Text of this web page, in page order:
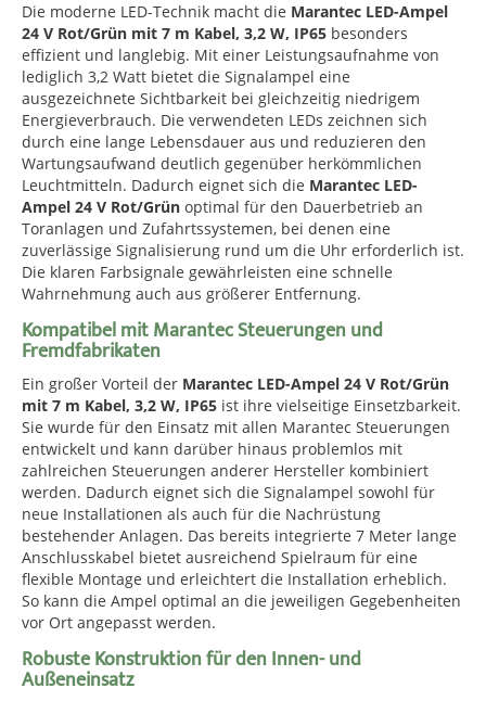
Die moderne LED-Technik macht die Marantec LED-Ampel
24 V Rot/Grün mit 7 m Kabel, 3,2 W, IP65 besonders
effizient und langlebig. Mit einer Leistungsaufnahme von
lediglich 3,2 Watt bietet die Signalampel eine
ausgezeichnete Sichtbarkeit bei gleichzeitig niedrigem
Energieverbrauch. Die verwendeten LEDs zeichnen sich
durch eine lange Lebensdauer aus und reduzieren den
Wartungsaufwand deutlich gegenüber herkömmlichen
Leuchtmitteln. Dadurch eignet sich die Marantec LED-
Ampel 24 V Rot/Grün optimal für den Dauerbetrieb an
Toranlagen und Zufahrtssystemen, bei denen eine
zuverlässige Signalisierung rund um die Uhr erforderlich ist.
Die klaren Farbsignale gewährleisten eine schnelle
Wahrnehmung auch aus größerer Entfernung.
Kompatibel mit Marantec Steuerungen und
Fremdfabrikaten
Ein großer Vorteil der Marantec LED-Ampel 24 V Rot/Grün
mit 7 m Kabel, 3,2 W, IP65 ist ihre vielseitige Einsetzbarkeit.
Sie wurde für den Einsatz mit allen Marantec Steuerungen
entwickelt und kann darüber hinaus problemlos mit
zahlreichen Steuerungen anderer Hersteller kombiniert
werden. Dadurch eignet sich die Signalampel sowohl für
neue Installationen als auch für die Nachrüstung
bestehender Anlagen. Das bereits integrierte 7 Meter lange
Anschlusskabel bietet ausreichend Spielraum für eine
flexible Montage und erleichtert die Installation erheblich.
So kann die Ampel optimal an die jeweiligen Gegebenheiten
vor Ort angepasst werden.
Robuste Konstruktion für den Innen- und
Außeneinsatz